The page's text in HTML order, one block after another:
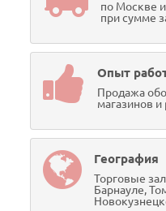
по Москве
при сумме
Опыт
Продажа
магазинов и
География
Торговые
Барнауле,